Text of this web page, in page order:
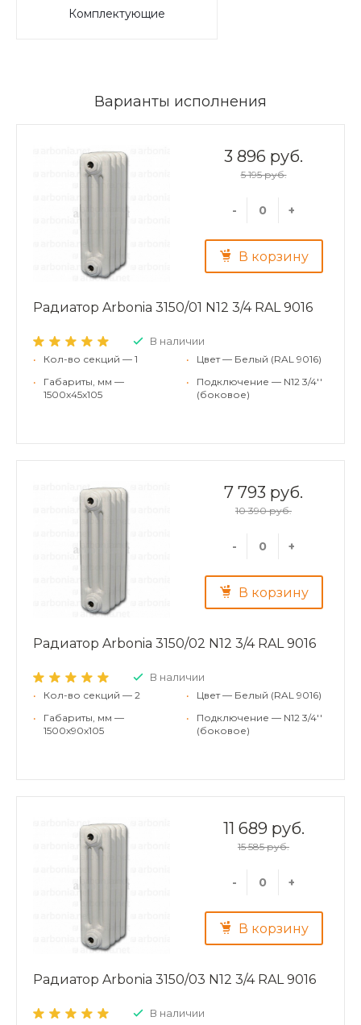
Комплектующие
Варианты исполнения
3 896 руб.
5 195 руб.
- +
В корзину
Радиатор Arbonia 3150/01 N12 3/4 RAL 9016
В наличии
•
Кол-во секций — 1
•
Габариты, мм —
1500x45x105
•
Цвет — Белый (RAL 9016)
•
Подключение — N12 3/4''
(боковое)
7 793 руб.
10 390 руб.
- +
В корзину
Радиатор Arbonia 3150/02 N12 3/4 RAL 9016
В наличии
•
Кол-во секций — 2
•
Габариты, мм —
1500x90x105
•
Цвет — Белый (RAL 9016)
•
Подключение — N12 3/4''
(боковое)
11 689 руб.
15 585 руб.
- +
В корзину
Радиатор Arbonia 3150/03 N12 3/4 RAL 9016
В наличии